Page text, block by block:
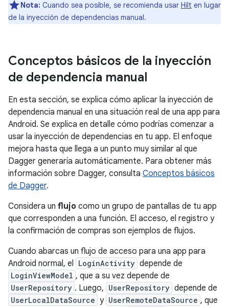
Nota: Cuando sea posible, se recomienda usar Hilt en lugar
de la inyección de dependencias manual.
Conceptos básicos de la inyección
de dependencia manual
En esta sección, se explica cómo aplicar la inyección de
dependencia manual en una situación real de una app para
Android. Se explica en detalle cómo podrías comenzar a
usar la inyección de dependencias en tu app. El enfoque
mejora hasta que llega a un punto muy similar al que
Dagger generaría automáticamente. Para obtener más
información sobre Dagger, consulta Conceptos básicos
de Dagger.
Considera un flujo como un grupo de pantallas de tu app
que corresponden a una función. El acceso, el registro y
la confirmación de compras son ejemplos de flujos.
Cuando abarcas un flujo de acceso para una app para
Android normal, el LoginActivity depende de
LoginViewModel , que a su vez depende de
UserRepository . Luego, UserRepository depende de
UserLocalDataSource y UserRemoteDataSource , que